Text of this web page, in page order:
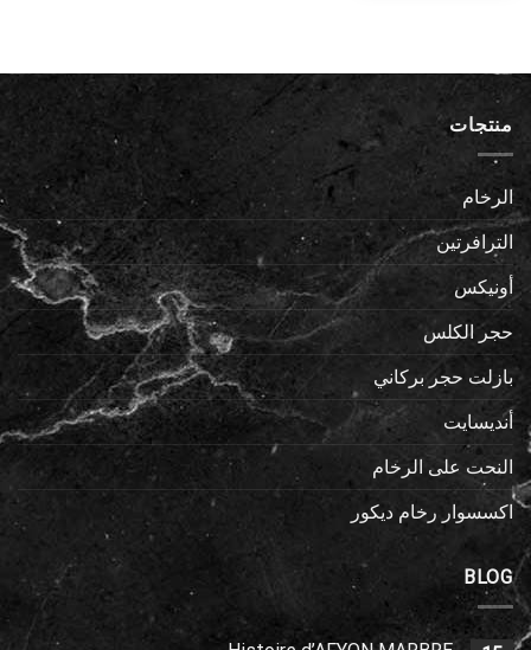
منتجات
الرخام
الترافرتين
أونيكس
حجر الكلس
بازلت حجر بركاني
أنديسايت
النحت على الرخام
اكسسوار رخام ديكور
BLOG